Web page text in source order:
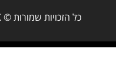
כל הזכויות שמורות © OK יועצים לניהול 2009-2025